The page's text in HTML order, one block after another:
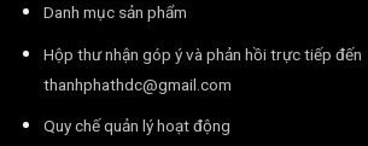
Danh mục sản phẩm
Hộp thư nhận góp ý và phản hồi trực tiếp đến
thanhphathdc@gmail.com
Quy chế quản lý hoạt động